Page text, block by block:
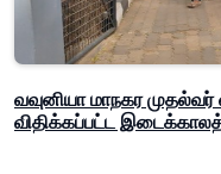
வவுனியா மாநகர
விதிக்கப்பட்ட இடைக்காலத்